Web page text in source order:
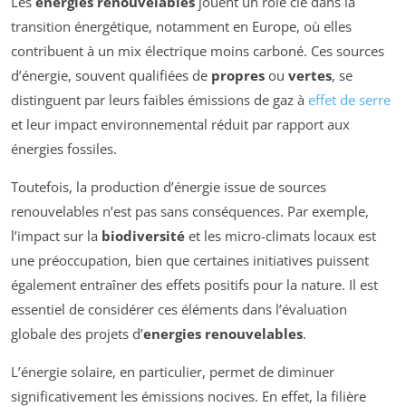
transition énergétique, notamment en Europe, où elles
contribuent à un mix électrique moins carboné. Ces sources
d’énergie, souvent qualifiées de propres ou vertes, se
distinguent par leurs faibles émissions de gaz à effet de serre
et leur impact environnemental réduit par rapport aux
énergies fossiles.
Toutefois, la production d’énergie issue de sources
renouvelables n’est pas sans conséquences. Par exemple,
l’impact sur la biodiversité et les micro-climats locaux est
une préoccupation, bien que certaines initiatives puissent
également entraîner des effets positifs pour la nature. Il est
essentiel de considérer ces éléments dans l’évaluation
globale des projets d’energies renouvelables.
L’énergie solaire, en particulier, permet de diminuer
significativement les émissions nocives. En effet, la filière